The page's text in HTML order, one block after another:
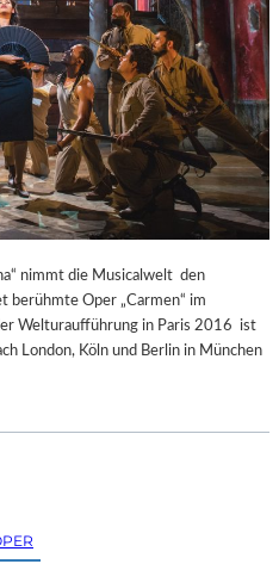
nimmt die Musicalwelt den
berühmte Oper „Carmen“ im
Welturaufführung in Paris 2016 ist
London, Köln und Berlin in München